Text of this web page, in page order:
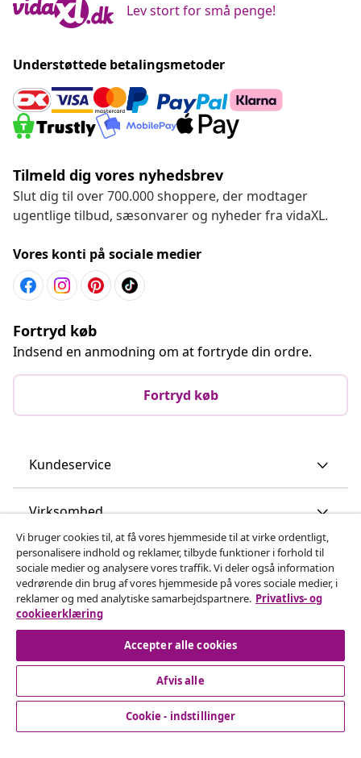
Lev stort for små penge!
Understøttede betalingsmetoder
Tilmeld dig vores nyhedsbrev
Slut dig til over 700.000 shoppere, der modtager
ugentlige tilbud, sæsonvarer og nyheder fra vidaXL.
Vores konti på sociale medier
Fortryd køb
Indsend en anmodning om at fortryde din ordre.
Fortryd køb
Kundeservice
Virksomhed
vidaXL
Opdag mere
© 2008-2026 www.vidaxl.dk er et website under vidaXL
Vi bruger cookies til, at få vores hjemmeside til at virke ordentligt,
personalisere indhold og reklamer, tilbyde funktioner i forhold til
sociale medier og analysere vores traffik. Vi deler også information
vedrørende din brug af vores hjemmeside på vores sociale medier, i
reklamer og med analytiske samarbejdspartnere. Privatlivs- og
cookieerklæring
Accepter alle cookies
Afvis alle
Cookie - indstillinger